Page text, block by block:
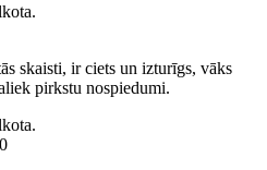
skaisti, ir ciets un izturīgs, vāks
pirkstu nospiedumi.